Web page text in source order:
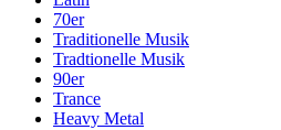
70er
Traditionelle Musik
Tradtionelle Musik
90er
Trance
Heavy Metal